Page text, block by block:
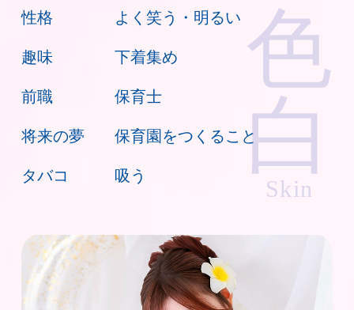
性格 よく笑う・明るい
趣味 下着集め
前職 保育士
将来の夢 保育園をつくること
タバコ 吸う
色
白
Skin